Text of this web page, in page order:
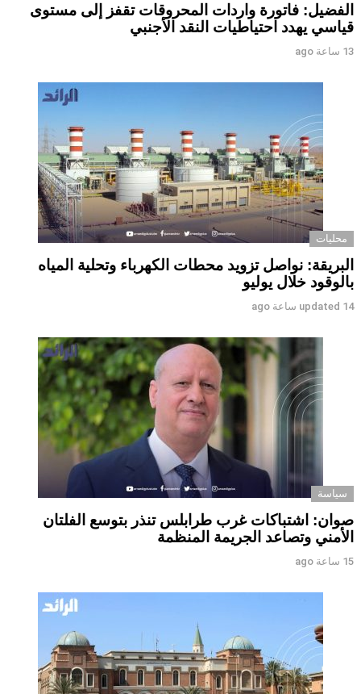
الفضيل: فاتورة واردات المحروقات تقفز إلى مستوى
قياسي يهدد احتياطيات النقد الأجنبي
13 ساعة ago
محليات
البريقة: نواصل تزويد محطات الكهرباء وتحلية المياه
بالوقود خلال يوليو
updated 14 ساعة ago
سياسة
صوان: اشتباكات غرب طرابلس تنذر بتوسع الفلتان
الأمني وتصاعد الجريمة المنظمة
15 ساعة ago